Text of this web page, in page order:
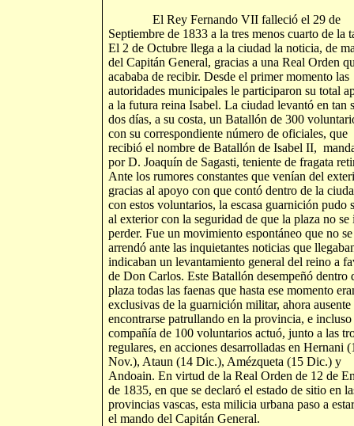
El Rey Fernando VII falleció el 29 de
Septiembre de 1833 a la tres menos cuarto de la
El 2 de Octubre llega a la ciudad la noticia, de
del Capitán General, gracias a una Real Orden
acababa de recibir. Desde el primer momento las
autoridades municipales le participaron su total
a la futura reina Isabel. La ciudad levantó en tan
dos días, a su costa, un Batallón de 300
con su correspondiente número de oficiales, que
recibió el nombre de Batallón de Isabel II,
por D. Joaquín de Sagasti, teniente de fragata
Ante los rumores constantes que venían del
gracias al apoyo con que contó dentro de la
con estos voluntarios, la escasa guarnición pudo
al exterior con la seguridad de que la plaza no se
perder. Fue un movimiento espontáneo que no se
arrendó ante las inquietantes noticias que
indicaban un levantamiento general del reino a
de Don Carlos. Este Batallón desempeñó dentro
plaza todas las faenas que hasta ese momento
exclusivas de la guarnición militar, ahora ausente
encontrarse patrullando en la provincia, e incluso
compañía de 100 voluntarios actuó, junto a las
regulares, en acciones desarrolladas en Hernani
Nov.), Ataun (14 Dic.), Amézqueta (15 Dic.) y
Andoain. En virtud de la Real Orden de 12 de
de 1835, en que se declaró el estado de sitio en
provincias vascas, esta milicia urbana paso a
el mando del Capitán General.